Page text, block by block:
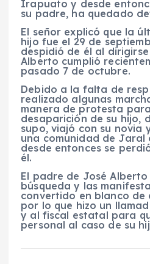
Irapuato y desde
su padre, ha quedado
El señor explicó que la
hijo fue el 29 de
despidió de él al
Alberto cumplió
pasado 7 de octubre.
Debido a la falta de
realizado algunas
manera de protesta
desaparición de su hijo,
supo, viajó con su novia
una comunidad de Jaral
desde entonces se
él.
El padre de José
búsqueda y las
convertido en blanco de
por lo que hizo un
y al fiscal estatal para
personal al caso de su